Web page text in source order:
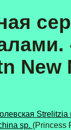
Strelitzia
sp. (Princess